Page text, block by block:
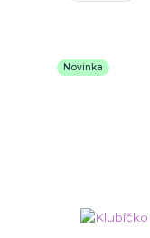
Novinka